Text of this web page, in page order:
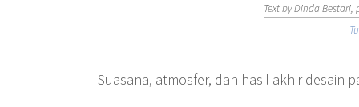
Text by Dinda
Suasana, atmosfer, dan hasil akhir desain